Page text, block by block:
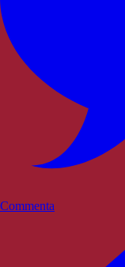
Commenta